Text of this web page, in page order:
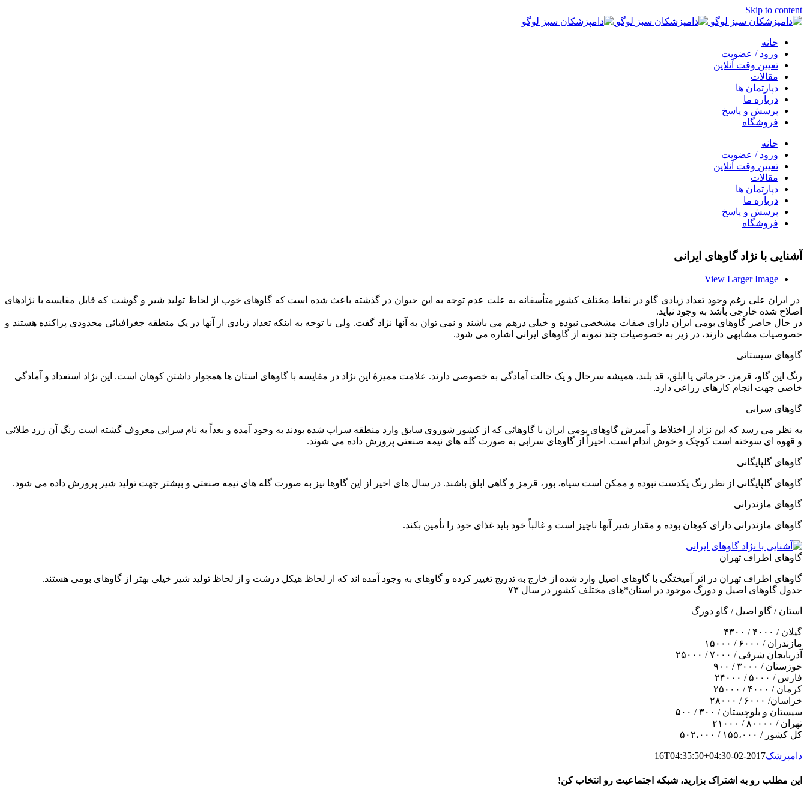
Skip to content
خانه
ورود / عضویت
تعیین وقت آنلاین
مقالات
دپارتمان ها
درباره ما
پرسش و پاسخ
فروشگاه
خانه
ورود / عضویت
تعیین وقت آنلاین
مقالات
دپارتمان ها
درباره ما
پرسش و پاسخ
فروشگاه
آشنایی با نژاد گاوهاى ايرانى
View Larger Image
در ايران على رغم وجود تعداد زيادى گاو در نقاط مختلف کشور متأسفانه به علت عدم توجه به اين حيوان در گذشته باعث شده است که گاوهاى خوب از لحاظ توليد شير و گوشت که قابل مقايسه با نژادهاى
اصلاح شده خارجى باشد به وجود نيايد.
در حال حاضر گاوهاى بومى ايران داراى صفات مشخصى نبوده و خيلى درهم مى باشند و نمى توان به آنها نژاد گفت. ولى با توجه به اينکه تعداد زيادى از آنها در يک منطقه جغرافيائى محدودى پراکنده هستند و
خصوصيات مشابهى دارند، در زير به خصوصيات چند نمونه از گاوهاى ايرانى اشاره مى شود.
گاوهاى سيستانى
رنگ اين گاو، قرمز، خرمائى يا ابلق، قد بلند، هميشه سرحال و يک حالت آمادگى به خصوصى دارند. علامت مميزهٔ اين نژاد در مقايسه با گاوهاى استان ها همجوار داشتن کوهان است. اين نژاد استعداد و آمادگى
خاصى جهت انجام کارهاى زراعى دارد.
گاوهاى سرابى
به نظر مى رسد که اين نژاد از اختلاط و آميزش گاوهاى بومى ايران با گاوهائى که از کشور شوروى سابق وارد منطقه سراب شده بودند به وجود آمده و بعداً به نام سرابى معروف گشته است رنگ آن زرد طلائى
و قهوه اى سوخته است کوچک و خوش اندام است. اخيراً از گاوهاى سرابى به صورت گله هاى نيمه صنعتى پرورش داده مى شوند.
گاوهاى گلپايگانى
گاوهاى گلپايگانى از نظر رنگ يکدست نبوده و ممکن است سياه، بور، قرمز و گاهى ابلق باشند. در سال هاى اخير از اين گاوها نيز به صورت گله هاى نيمه صنعتى و بيشتر جهت توليد شير پرورش داده مى شود.
گاوهاى مازندرانى
گاوهاى مازندرانى داراى کوهان بوده و مقدار شير آنها ناچيز است و غالباً خود بايد غذاى خود را تأمين بکند.
گاوهاى اطراف تهران
گاوهاى اطراف تهران در اثر آميختگى با گاوهاى اصيل وارد شده از خارج به تدريج تغيير کرده و گاوهاى به وجود آمده اند که از لحاظ هيکل درشت و از لحاظ توليد شير خيلى بهتر از گاوهاى بومى هستند.
جدول گاوهاى اصيل و دورگ موجود در استان*هاى مختلف کشور در سال ۷۳
استان / گاو اصيل / گاو دورگ
گيلان / ۴۰۰۰ / ۴۳۰۰
مازندران / ۶۰۰۰ / ۱۵۰۰۰
آذربايجان شرقى / ۷۰۰۰ / ۲۵۰۰۰
خوزستان / ۳۰۰۰ / ۹۰۰
فارس / ۵۰۰۰ / ۲۴۰۰۰
کرمان / ۴۰۰۰ / ۲۵۰۰۰
خراسان/ ۶۰۰۰ / ۲۸۰۰۰
سيستان و بلوچستان / ۳۰۰ / ۵۰۰
تهران / ۸۰۰۰۰ / ۲۱۰۰۰
کل کشور / ۱۵۵،۰۰۰ / ۵۰۲،۰۰۰
دامپزشک2017-02-16T04:35:50+04:30
این مطلب رو به اشتراک بزارید، شبکه اجتماعیت رو انتخاب کن!